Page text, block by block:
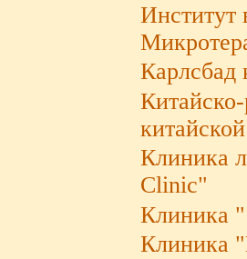
Институт
Карлсбад
Клиника
Clinic"
Клиника
Клиника